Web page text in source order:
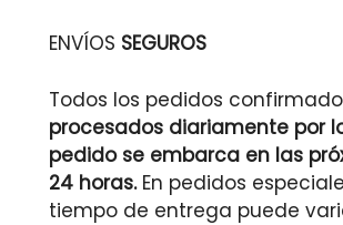
ENVÍOS SEGUROS
Todos los pedidos
procesados diariamente por
pedido se embarca en las
24 horas.En pedidos
tiempo de entrega puede